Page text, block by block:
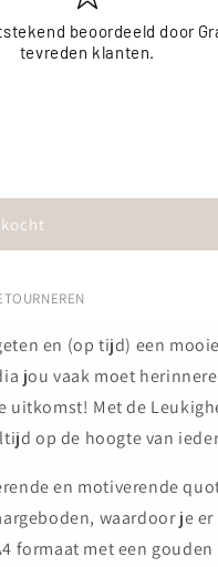
beoordeeld door
tevreden klanten.
en (op tijd) een
jou vaak moet
uitkomst! Met de
op de hoogte van
en motiverende
waardoor je
formaat met een